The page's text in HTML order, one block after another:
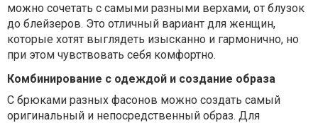
можно сочетать с самыми разными верхами, от блузок
до блейзеров. Это отличный вариант для женщин,
которые хотят выглядеть изысканно и гармонично, но
при этом чувствовать себя комфортно.
Комбинирование с одеждой и создание образа
С брюками разных фасонов можно создать самый
оригинальный и непосредственный образ. Для